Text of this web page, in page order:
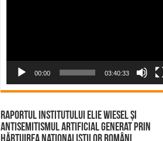
00:00 03:40:33
Raportul Institutului Elie Wiesel și
Antisemitismul Artificial Generat prin